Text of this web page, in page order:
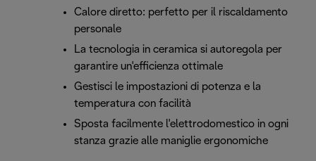
Calore diretto: perfetto per il riscaldamento
personale
La tecnologia in ceramica si autoregola per
garantire un'efficienza ottimale
Gestisci le impostazioni di potenza e la
temperatura con facilità
Sposta facilmente l'elettrodomestico in ogni
stanza grazie alle maniglie ergonomiche